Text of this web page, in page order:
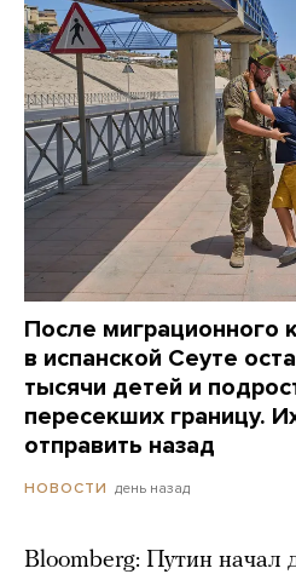
После миграционного
в испанской Сеуте
тысячи детей и
пересекших границу.
отправить назад
НОВОСТИ день назад
Bloomberg: Путин начал